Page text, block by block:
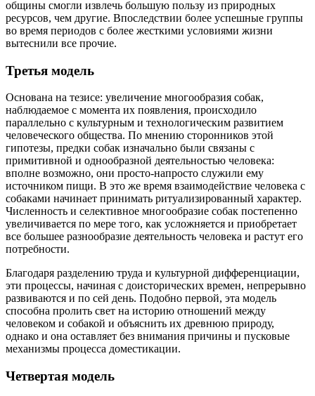
общины смогли извлечь большую пользу из природных
ресурсов, чем другие. Впоследствии более успешные группы
во время периодов с более жесткими условиями жизни
вытеснили все прочие.
Третья модель
Основана на тезисе: увеличение многообразия собак,
наблюдаемое с момента их появления, происходило
параллельно с культурным и технологическим развитием
человеческого общества. По мнению сторонников этой
гипотезы, предки собак изначально были связаны с
примитивной и однообразной деятельностью человека:
вполне возможно, они просто-напросто служили ему
источником пищи. В это же время взаимодействие человека с
собаками начинает принимать ритуализированный характер.
Численность и селективное многообразие собак постепенно
увеличивается по мере того, как усложняется и приобретает
все большее разнообразие деятельность человека и растут его
потребности.
Благодаря разделению труда и культурной дифференциации,
эти процессы, начиная с доисторических времен, непрерывно
развиваются и по сей день. Подобно первой, эта модель
способна пролить свет на историю отношений между
человеком и собакой и объяснить их древнюю природу,
однако и она оставляет без внимания причины и пусковые
механизмы процесса доместикации.
Четвертая модель